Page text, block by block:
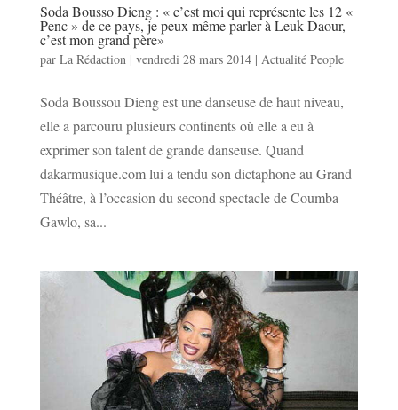
Soda Bousso Dieng : « c’est moi qui représente les 12 «
Penc » de ce pays, je peux même parler à Leuk Daour,
c’est mon grand père»
par La Rédaction | vendredi 28 mars 2014| Actualité People
Soda Boussou Dieng est une danseuse de haut niveau,
elle a parcouru plusieurs continents où elle a eu à
exprimer son talent de grande danseuse. Quand
dakarmusique.com lui a tendu son dictaphone au Grand
Théâtre, à l’occasion du second spectacle de Coumba
Gawlo, sa...